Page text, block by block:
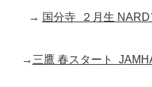
→ 国分寺 ２月生
→三鷹 春スタート